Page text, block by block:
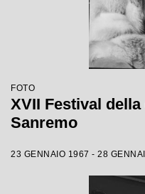
FOTO
XVII Festival
Sanremo
23 GENNAIO 1967 - 28